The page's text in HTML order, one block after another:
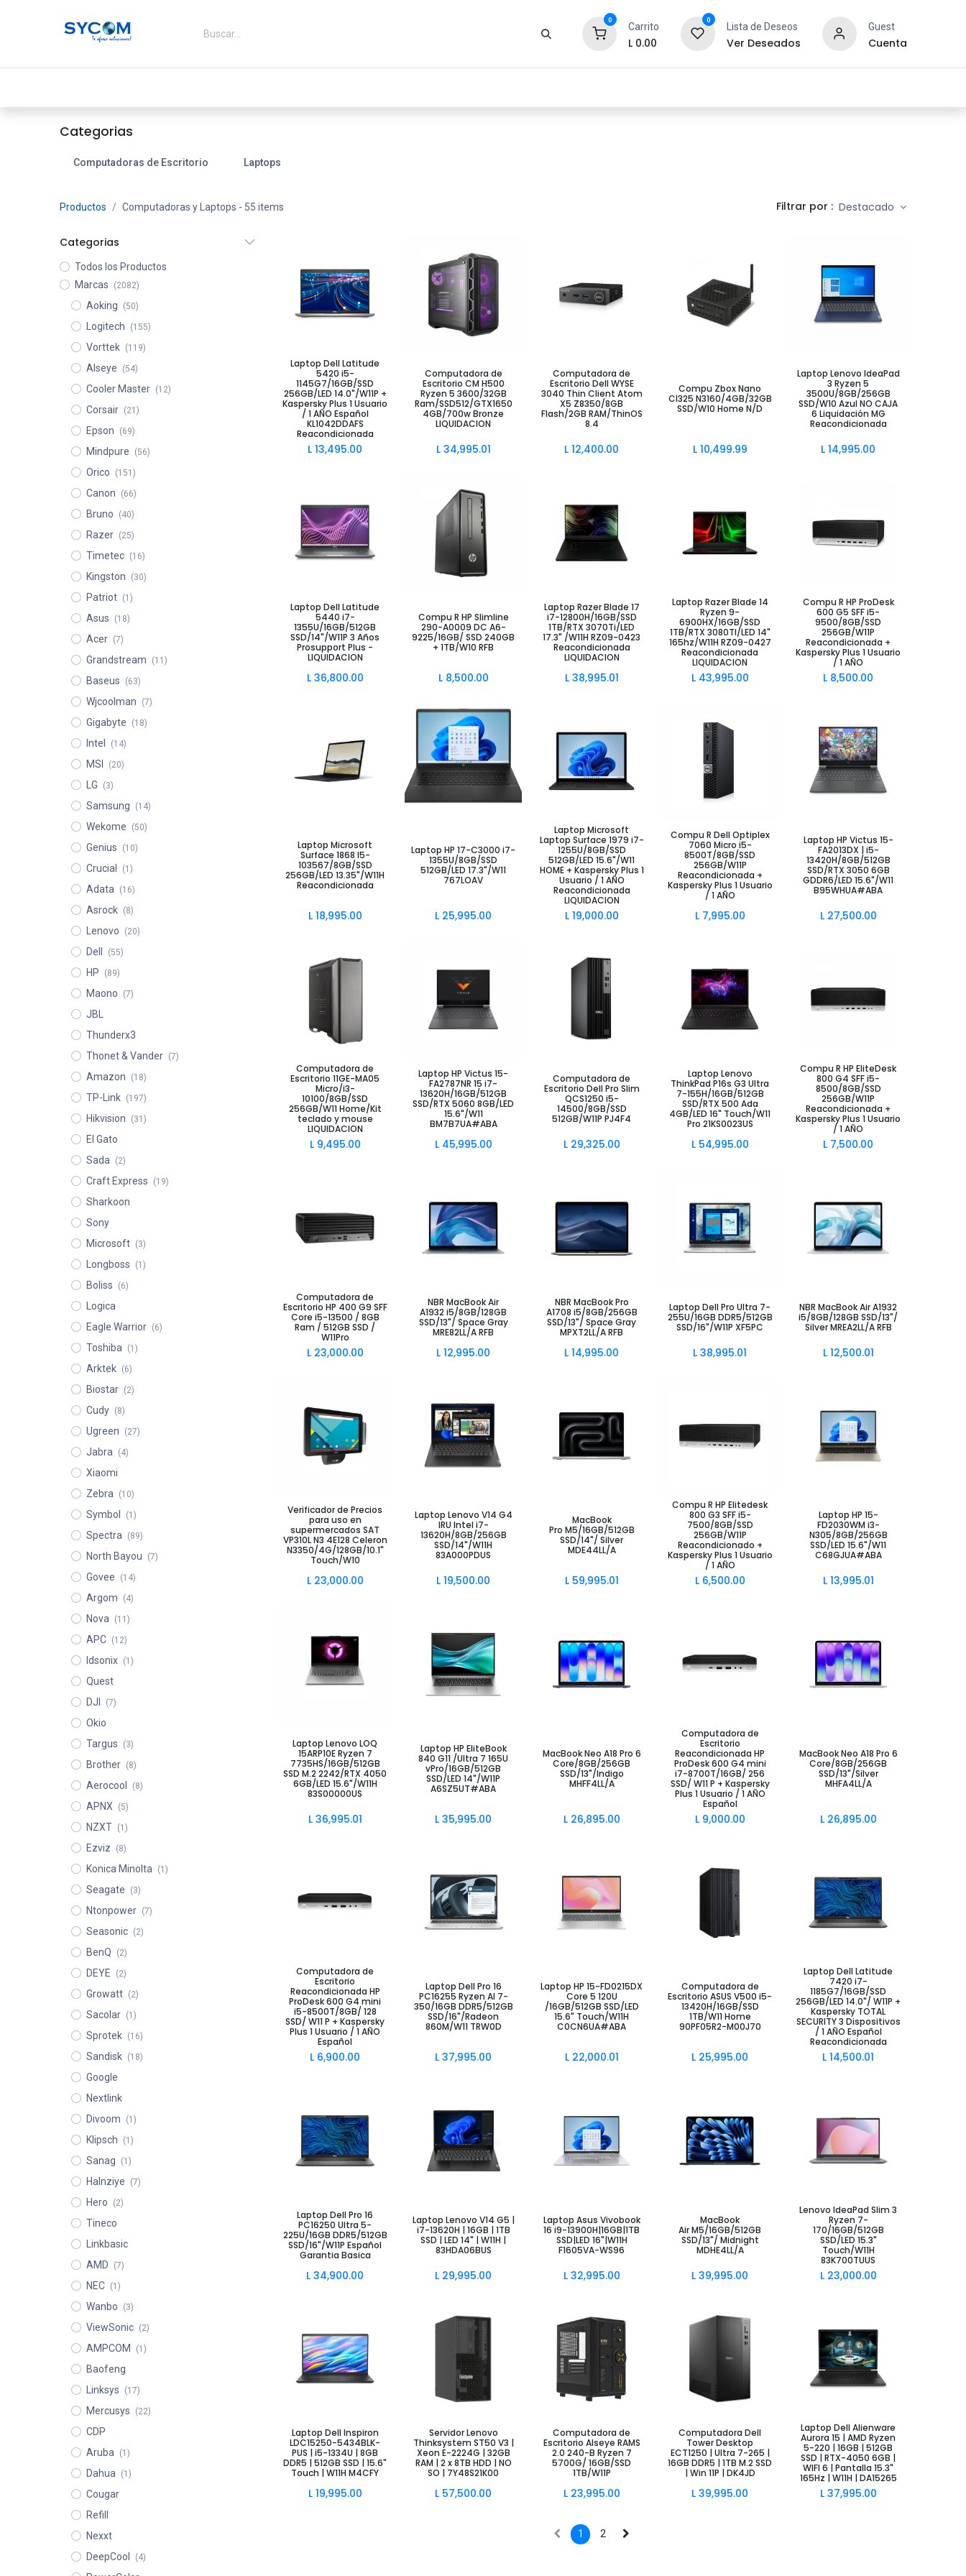
0
Carrito
L 0.00
0
Lista de Deseos
Ver Deseados
Guest
Cuenta
Categorias
Computadoras de Escritorio Laptops
Productos Computadoras y Laptops - 55 items Filtrar por : Destacado
Categorias
Todos los Productos
Marcas
(2082)
Aoking (50)
Logitech (155)
Vorttek (119)
Alseye (54)
Cooler Master (12)
Corsair (21)
Epson (69)
Mindpure (56)
Orico (151)
Canon (66)
Bruno (40)
Razer (25)
Timetec (16)
Kingston (30)
Patriot (1)
Asus (18)
Acer (7)
Grandstream (11)
Baseus (63)
Wjcoolman (7)
Gigabyte (18)
Intel (14)
MSI (20)
LG (3)
Samsung (14)
Wekome (50)
Genius (10)
Crucial (1)
Adata (16)
Asrock (8)
Lenovo (20)
Dell (55)
HP (89)
Maono (7)
JBL
Thunderx3
Thonet & Vander
(7)
Amazon (18)
TP-Link (197)
Hikvision (31)
El Gato
Sada
(2)
Craft Express (19)
Sharkoon
Sony
Microsoft
(3)
Longboss (1)
Boliss (6)
Logica
Eagle Warrior
(6)
Toshiba (1)
Arktek (6)
Biostar (2)
Cudy (8)
Ugreen (27)
Jabra (4)
Xiaomi
Zebra
(10)
Symbol (1)
Spectra (89)
North Bayou (7)
Govee (14)
Argom (4)
Nova (11)
APC (12)
Idsonix (1)
Quest
DJI
(7)
Okio
Targus
(3)
Brother (8)
Aerocool (8)
APNX (5)
NZXT (1)
Ezviz (8)
Konica Minolta (1)
Seagate (3)
Ntonpower (7)
Seasonic (2)
BenQ (2)
DEYE (2)
Growatt (2)
Sacolar (1)
Sprotek (16)
Sandisk (18)
Google
Nextlink
Divoom
(1)
Klipsch (1)
Sanag (1)
Halnziye (7)
Hero (2)
Tineco
Linkbasic
AMD
(7)
NEC (1)
Wanbo (3)
ViewSonic (2)
AMPCOM (1)
Baofeng
Linksys
(17)
Mercusys (22)
CDP
Aruba
(1)
Dahua (1)
Cougar
Refill
Nexxt
DeepCool
(4)
Añadir al Carrito
Laptop Dell Latitude
5420 i5-
1145G7/16GB/SSD
256GB/LED 14.0"/W11P +
Kaspersky Plus 1 Usuario
/ 1 AÑO Español
KL1042DDAFS
Reacondicionada
L13,495.00
Computadora de
Escritorio CM H500
Ryzen 5 3600/32GB
Ram/SSD512/GTX1650
4GB/700w Bronze
LIQUIDACION
L 34,995.01
Computadora de
Escritorio Dell WYSE
3040 Thin Client Atom
X5 Z8350/8GB
Flash/2GB RAM/ThinOS
8.4
L12,400.00
Compu Zbox Nano
CI325 N3160/4GB/32GB
SSD/W10 Home N/D
L 10,499.99
Laptop Lenovo IdeaPad
3 Ryzen 5
3500U/8GB/256GB
SSD/W10 Azul NO CAJA
6 Liquidación MG
Reacondicionada
L14,995.00
Añadir al Carrito
Laptop Dell Latitude
5440 i7-
1355U/16GB/512GB
SSD/14"/W11P 3 Años
Prosupport Plus -
LIQUIDACION
L 36,800.00
Compu R HP Slimline
290-A0009 DC A6-
9225/16GB/ SSD 240GB
+ 1TB/W10 RFB
L 8,500.00
Añadir al Carrito
Laptop Razer Blade 17
i7-12800H/16GB/SSD
1TB/RTX 3070Ti/LED
17.3" /W11H RZ09-0423
Reacondicionada
LIQUIDACION
L 38,995.01
Añadir al Carrito
Laptop Razer Blade 14
Ryzen 9-
6900HX/16GB/SSD
1TB/RTX 3080TI/LED 14"
165hz/W11H RZ09-0427
Reacondicionada
LIQUIDACION
L 43,995.00
Añadir al Carrito
Compu R HP ProDesk
600 G5 SFF i5-
9500/8GB/SSD
256GB/W11P
Reacondicionada +
Kaspersky Plus 1 Usuario
/ 1 AÑO
L 8,500.00
Laptop Microsoft
Surface 1868 I5-
103567/8GB/SSD
256GB/LED 13.35"/W11H
Reacondicionada
L 18,995.00
Laptop HP 17-C3000 i7-
1355U/8GB/SSD
512GB/LED 17.3"/W11
767LOAV
L 25,995.00
Añadir al Carrito
Laptop Microsoft
Laptop Surface 1979 i7-
1255U/8GB/SSD
512GB/LED 15.6"/W11
HOME + Kaspersky Plus 1
Usuario / 1 AÑO
Reacondicionada
LIQUIDACION
L 19,000.00
Añadir al Carrito
Compu R Dell Optiplex
7060 Micro i5-
8500T/8GB/SSD
256GB/W11P
Reacondicionada +
Kaspersky Plus 1 Usuario
/ 1 AÑO
L 7,995.00
Laptop HP Victus 15-
FA2013DX | i5-
13420H/8GB/512GB
SSD/RTX 3050 6GB
GDDR6/LED 15.6"/W11
B95WHUA#ABA
L 27,500.00
Añadir al Carrito
Computadora de
Escritorio 11GE-MA05
Micro/i3-
10100/8GB/SSD
256GB/W11 Home/Kit
teclado y mouse
LIQUIDACION
L 9,495.00
Añadir al Carrito
Laptop HP Victus 15-
FA2787NR 15 i7-
13620H/16GB/512GB
SSD/RTX 5060 8GB/LED
15.6"/W11
BM7B7UA#ABA
L 45,995.00
Computadora de
Escritorio Dell Pro Slim
QCS1250 i5-
14500/8GB/SSD
512GB/W11P PJ4F4
L 29,325.00
Añadir al Carrito
Laptop Lenovo
ThinkPad P16s G3 Ultra
7-155H/16GB/512GB
SSD/RTX 500 Ada
4GB/LED 16" Touch/W11
Pro 21KS0023US
L 54,995.00
Añadir al Carrito
Compu R HP EliteDesk
800 G4 SFF i5-
8500/8GB/SSD
256GB/W11P
Reacondicionada +
Kaspersky Plus 1 Usuario
/ 1 AÑO
L 7,500.00
Añadir al Carrito
Computadora de
Escritorio HP 400 G9 SFF
Core i5-13500 / 8GB
Ram / 512GB SSD /
W11Pro
L 23,000.00
Añadir al Carrito
NBR MacBook Air
A1932 i5/8GB/128GB
SSD/13"/ Space Gray
MRE82LL/A RFB
L12,995.00
Añadir al Carrito
NBR MacBook Pro
A1708 i5/8GB/256GB
SSD/13"/ Space Gray
MPXT2LL/A RFB
L14,995.00
Laptop Dell Pro Ultra 7-
255U/16GB DDR5/512GB
SSD/16"/W11P XF5PC
L38,995.01
NBR MacBook Air A1932
i5/8GB/128GB SSD/13"/
Silver MREA2LL/A RFB
L 12,500.01
Añadir al Carrito
Verificador de Precios
para uso en
supermercados SAT
VP310L N3 4E128 Celeron
N3350/4G/128GB/10.1"
Touch/W10
L 23,000.00
Laptop Lenovo V14 G4
IRU Intel i7-
13620H/8GB/256GB
SSD/14"/W11H
83A000PDUS
L19,500.00
MacBook
Pro M5/16GB/512GB
SSD/14"/ Silver
MDE44LL/A
L 59,995.01
Añadir al Carrito
Compu R HP Elitedesk
800 G3 SFF i5-
7500/8GB/SSD
256GB/W11P
Reacondicionado +
Kaspersky Plus 1 Usuario
/ 1 AÑO
L 6,500.00
Laptop HP 15-
FD2030WM i3-
N305/8GB/256GB
SSD/LED 15.6"/W11
C68GJUA#ABA
L 13,995.01
Laptop Lenovo LOQ
15ARP10E Ryzen 7
7735HS/16GB/512GB
SSD M.2 2242/RTX 4050
6GB/LED 15.6"/W11H
83S00000US
L 36,995.01
Laptop HP EliteBook
840 G11 /Ultra 7 165U
vPro/16GB/512GB
SSD/LED 14"/W11P
A6SZ5UT#ABA
L35,995.00
MacBook Neo A18 Pro 6
Core/8GB/256GB
SSD/13"/Indigo
MHFF4LL/A
L 26,895.00
Añadir al Carrito
Computadora de
Escritorio
Reacondicionada HP
ProDesk 600 G4 mini
i7-8700T/16GB/ 256
SSD/ W11 P + Kaspersky
Plus 1 Usuario / 1 AÑO
Español
L 9,000.00
MacBook Neo A18 Pro 6
Core/8GB/256GB
SSD/13"/Silver
MHFA4LL/A
L 26,895.00
Añadir al Carrito
Computadora de
Escritorio
Reacondicionada HP
ProDesk 600 G4 mini
i5-8500T/8GB/ 128
SSD/ W11 P + Kaspersky
Plus 1 Usuario / 1 AÑO
Español
L 6,900.00
Laptop Dell Pro 16
PC16255 Ryzen AI 7-
350/16GB DDR5/512GB
SSD/16"/Radeon
860M/W11 TRW0D
L37,995.00
Laptop HP 15-FD0215DX
Core 5 120U
/16GB/512GB SSD/LED
15.6" Touch/W11H
C0CN6UA#ABA
L 22,000.01
Computadora de
Escritorio ASUS V500 i5-
13420H/16GB/SSD
1TB/W11 Home
90PF05R2-M00J70
L 25,995.00
Añadir al Carrito
Laptop Dell Latitude
7420 i7-
1185G7/16GB/SSD
256GB/LED 14.0"/ W11P +
Kaspersky TOTAL
SECURITY 3 Dispositivos
/ 1 AÑO Español
Reacondicionada
L14,500.01
Añadir al Carrito
Laptop Dell Pro 16
PC16250 Ultra 5-
225U/16GB DDR5/512GB
SSD/16"/W11P Español
Garantia Basica
L34,900.00
Laptop Lenovo V14 G5 |
i7-13620H | 16GB | 1TB
SSD | LED 14" | W11H |
83HDA06BUS
L 29,995.00
Laptop Asus Vivobook
16 i9-13900H|16GB|1TB
SSD|LED 16"|W11H
F1605VA-WS96
L 32,995.00
MacBook
Air M5/16GB/512GB
SSD/13"/ Midnight
MDHE4LL/A
L39,995.00
Añadir al Carrito
Lenovo IdeaPad Slim 3
Ryzen 7-
170/16GB/512GB
SSD/LED 15.3"
Touch/W11H
83K700TUUS
L 23,000.00
Añadir al Carrito
Laptop Dell Inspiron
LDC15250-5434BLK-
PUS | i5-1334U | 8GB
DDR5 | 512GB SSD | 15.6"
Touch | W11H M4CFY
L 19,995.00
Añadir al Carrito
Servidor Lenovo
Thinksystem ST50 V3 |
Xeon E-2224G | 32GB
RAM | 2 x 8TB HDD | NO
SO | 7Y48S21K00
L 57,500.00
Añadir al Carrito
Computadora de
Escritorio Alseye RAMS
2.0 240-B Ryzen 7
5700G/ 16GB/SSD
1TB/W11P
L 23,995.00
Añadir al Carrito
Computadora Dell
Tower Desktop
ECT1250 | Ultra 7-265 |
16GB DDR5 | 1TB M.2 SSD
| Win 11P | DK4JD
L39,995.00
Añadir al Carrito
Laptop Dell Alienware
Aurora 15 | AMD Ryzen
5-220 | 16GB | 512GB
SSD | RTX-4050 6GB |
WIFI 6 | Pantalla 15.3"
165Hz | W11H | DA15265
L 37,995.00
1 2